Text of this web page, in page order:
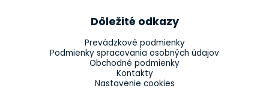
Dôležité odkazy
Prevádzkové podmienky
Podmienky spracovania osobných údajov
Obchodné podmienky
Kontakty
Nastavenie cookies